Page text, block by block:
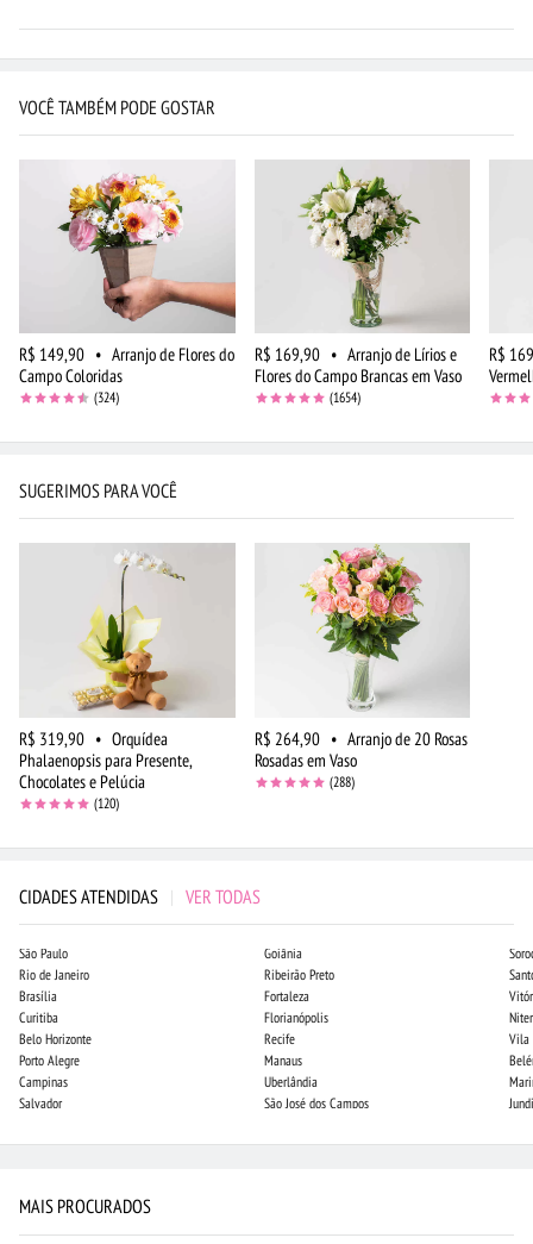
VOCÊ TAMBÉM PODE GOSTAR
R$ 149,90 • Arranjo de Flores do
Campo Coloridas
(324)
R$ 169,90 • Arranjo de Lírios e
Flores do Campo Brancas em Vaso
(1654)
R$
SUGERIMOS PARA VOCÊ
R$ 319,90 • Orquídea
Phalaenopsis para Presente,
Chocolates e Pelúcia
(120)
R$ 264,90 • Arranjo de 20 Rosas
Rosadas em Vaso
(288)
CIDADES ATENDIDAS | VER TODAS
São Paulo
Rio de Janeiro
Brasília
Curitiba
Belo Horizonte
Porto Alegre
Campinas
Salvador
Goiânia
Ribeirão Preto
Fortaleza
Florianópolis
Recife
Manaus
Uberlândia
São José dos Campos
Vila
MAIS PROCURADOS